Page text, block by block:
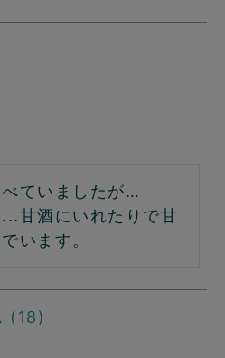
ていましたが…
甘酒にいれたりで甘
います。
18